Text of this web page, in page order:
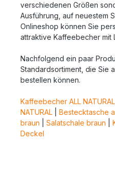
verschiedenen Größen
Ausführung, auf neuestem
Onlineshop können Sie
attraktive Kaffeebecher mit
Nachfolgend ein paar
Standardsortiment, die Sie
bestellen können.
Kaffeebecher ALL NATURAL
NATURAL
Bestecktasche
braun
Salatschale braun
Deckel